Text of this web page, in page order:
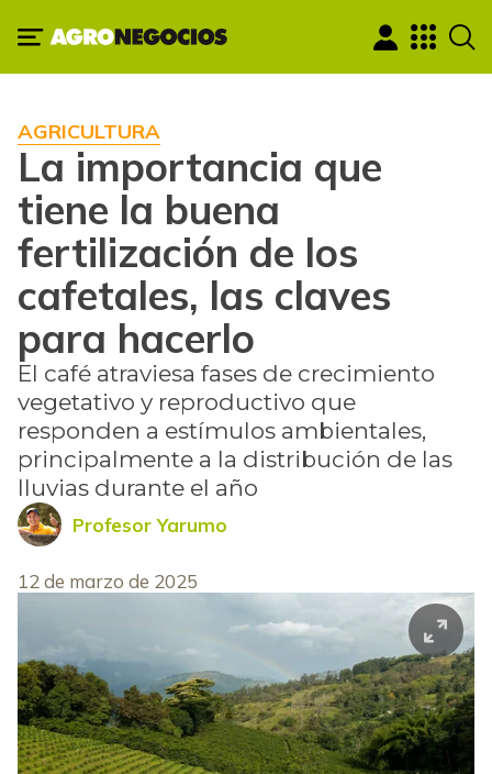
AGRICULTURA
La importancia que
tiene la buena
fertilización de los
cafetales, las claves
para hacerlo
El café atraviesa fases de crecimiento
vegetativo y reproductivo que
responden a estímulos ambientales,
principalmente a la distribución de las
lluvias durante el año
Profesor Yarumo
12 de marzo de 2025